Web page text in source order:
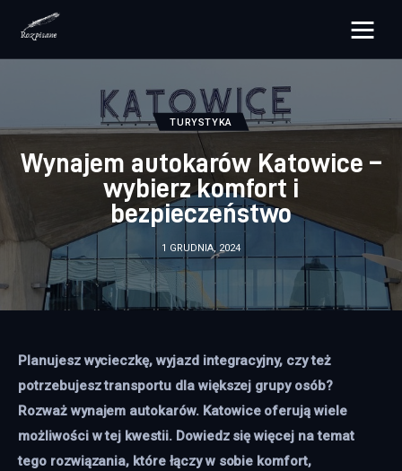
rozpisane.pl
Lifestyle
Zdrowie
Uroda
Dom i ogród
Więcej
TURYSTYKA
Wynajem autokarów Katowice –
wybierz komfort i
bezpieczeństwo
1 GRUDNIA, 2024
Planujesz wycieczkę, wyjazd integracyjny, czy też
potrzebujesz transportu dla większej grupy osób?
Rozważ wynajem autokarów. Katowice oferują wiele
możliwości w tej kwestii. Dowiedz się więcej na temat
tego rozwiązania, które łączy w sobie komfort,